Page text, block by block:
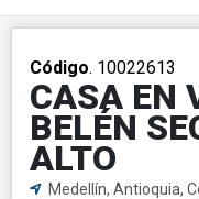
Código. 10022613
CASA EN
BELÉN
ALTO
Medellín, Antioquia,